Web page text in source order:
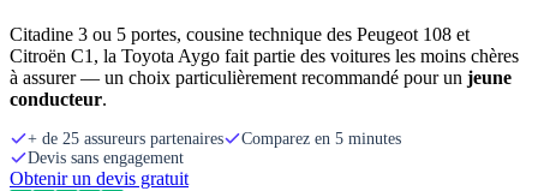
Citadine 3 ou 5 portes, cousine technique des Peugeot 108 et
Citroën C1, la Toyota Aygo fait partie des voitures les moins chères
à assurer — un choix particulièrement recommandé pour un jeune
conducteur.
+ de 25 assureurs partenaires
Comparez en 5 minutes
Devis sans engagement
Obtenir un devis gratuit